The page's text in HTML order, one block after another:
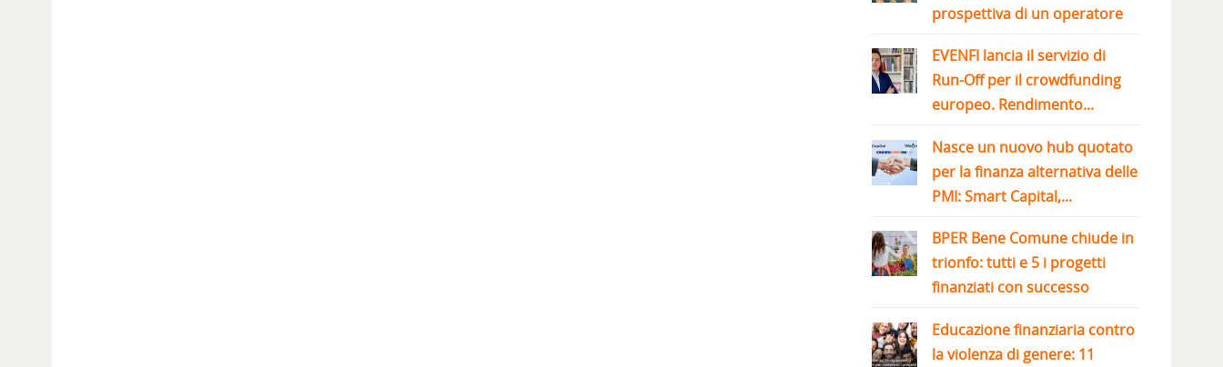
prospettiva di un operatore
EVENFI lancia il servizio di
Run-Off per il crowdfunding
europeo. Rendimento...
Nasce un nuovo hub quotato
per la finanza alternativa delle
PMI: Smart Capital,...
BPER Bene Comune chiude in
trionfo: tutti e 5 i progetti
finanziati con successo
Educazione finanziaria contro
la violenza di genere: 11